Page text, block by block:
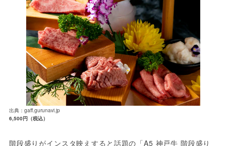
出典：gaff.gurunavi.jp
6,500円（税込）
階段盛りがインスタ映えすると話題の「A5 神戸牛 階段盛り